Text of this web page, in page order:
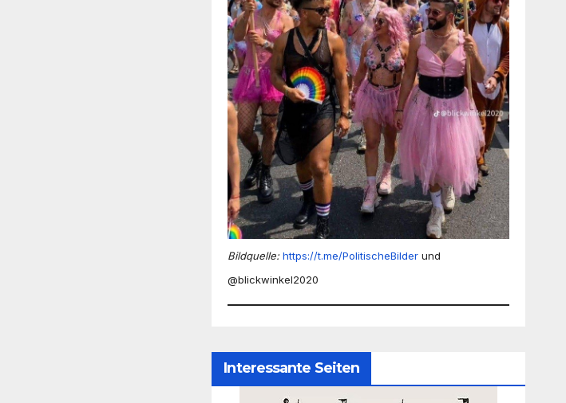
Bildquelle: https://t.me/PolitischeBilder und
@blickwinkel2020
Interessante Seiten